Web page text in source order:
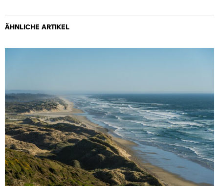
ÄHNLICHE ARTIKEL